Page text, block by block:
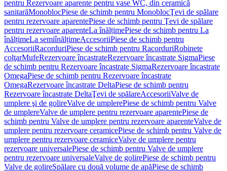
pentru Rezervoare aparente pentru vase WC, din ceramică
sanitarăMonoblocPiese de schimb pentru MonoblocŢevi de spălare
pentru rezervoare aparentePiese de schimb pentru Ţevi de spălare
pentru rezervoare aparenteLa înălțimePiese de schimb pentru La
înălțimeLa semiînălțimeAccesoriiPiese de schimb pentru
AccesoriiRacorduriPiese de schimb pentru RacorduriRobinete
colţarMufeRezervoare încastrateRezervoare încastrate SigmaPiese
de schimb pentru Rezervoare încastrate SigmaRezervoare încastrate
OmegaPiese de schimb pentru Rezervoare încastrate
OmegaRezervoare încastrate DeltaPiese de schimb pentru
Rezervoare încastrate DeltaŢevi de spălareAccesoriiValve de
umplere şi de golireValve de umplerePiese de schimb pentru Valve
de umplereValve de umplere pentru rezervoare aparentePiese de
schimb pentru Valve de umplere pentru rezervoare aparenteValve de
umplere pentru rezervoare ceramicePiese de schimb pentru Valve de
umplere pentru rezervoare ceramiceValve de umplere pentru
rezervoare universalePiese de schimb pentru Valve de umplere
pentru rezervoare universaleValve de golirePiese de schimb pentru
Valve de golireSpălare cu două volume de apăPiese de schimb